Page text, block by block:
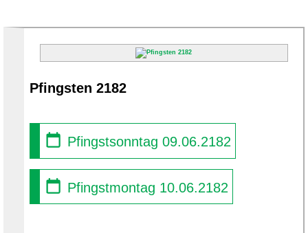
Pfingsten 2182
Pfingstsonntag 09.06.2182
Pfingstmontag 10.06.2182